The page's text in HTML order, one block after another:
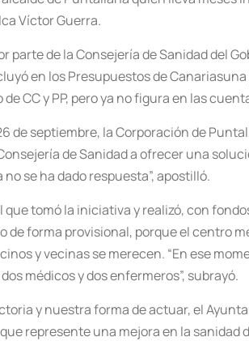
Víctor Guerra.
parte de la Consejería de Sanidad del
en los Presupuestos de
CC y PP, pero ya no figura en las
de septiembre, la Corporación de
de Sanidad a ofrecer una
se ha dado respuesta”, apostilló.
tomó la iniciativa y realizó, con
de forma provisional, porque el centro
y vecinas se merecen. “En ese
médicos y dos enfermeros”, subrayó.
y nuestra forma de actuar, el
represente una mejora en la